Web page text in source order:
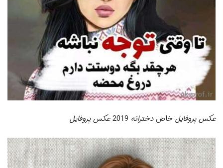
عکس پروفایل خاصدخترانه عکس پروفایل